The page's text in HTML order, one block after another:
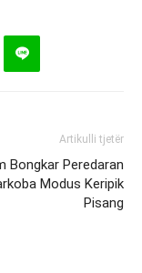
Artikulli tjetër
Bongkar Peredaran
Modus Keripik
Pisang